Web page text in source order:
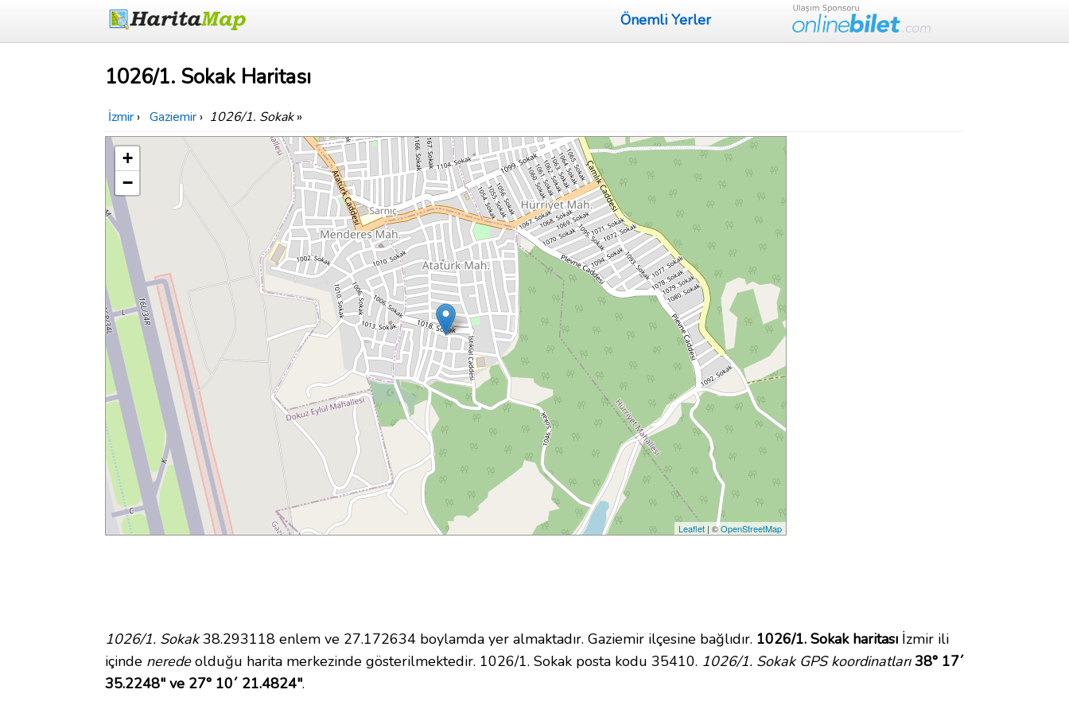
Önemli Yerler
1026/1. Sokak Haritası
İzmir › Gaziemir › 1026/1. Sokak»
+
−
Leaflet | ©OpenStreetMap
1026/1. Sokak38.293118 enlem ve 27.172634 boylamda yer almaktadır. Gaziemir ilçesine bağlıdır. 1026/1. Sokak haritası İzmir ili
içinde neredeolduğu harita merkezinde gösterilmektedir. 1026/1. Sokak posta kodu 35410. 1026/1. Sokak GPS koordinatları 38° 17´
35.2248" ve 27° 10´ 21.4824".